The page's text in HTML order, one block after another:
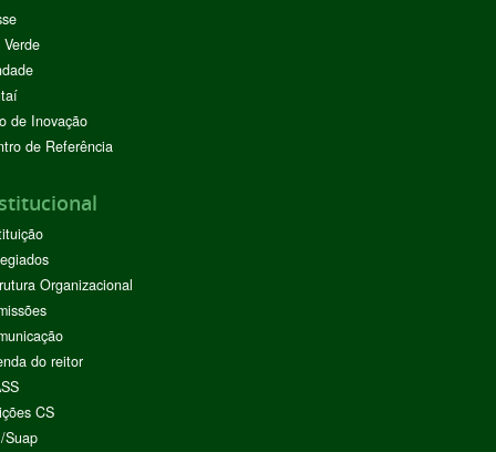
de Inovação
de Referência
Organizacional
do reitor
CS
Suap